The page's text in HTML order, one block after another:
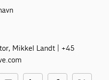
Mikkel Landt | +45